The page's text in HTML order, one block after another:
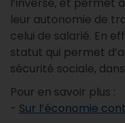
l’inverse, et permet
leur autonomie de
celui de salarié. En
statut qui permet
sécurité sociale,
Pour en savoir plus :
- Sur l’économie